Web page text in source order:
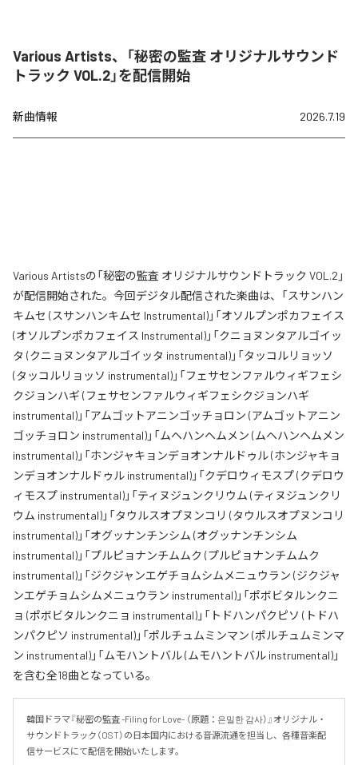
Various Artists、「秘密の監査 オリジナルサウンド
トラック VOL.2」を配信開始
新曲情報 2026.7.19
Various Artistsの「秘密の監査 オリジナルサウンドトラック VOL.2」
が配信開始された。今回デジタル配信された楽曲は、「スサンハン
キムセ (スサンハンキムセ Instrumental)」「オソルプンポカフェイス
(オソルプンポカフェイス Instrumental)」「クニョヌンタアルゴイッ
タ (クニョヌンタアルゴイッタ instrumental)」「タッコルリョッソ
(タッコルリョッソ instrumental)」「フェサセンファルウィギフェシ
クジョンハギ (フェサセンファルウィギフェシクジョンハギ
instrumental)」「アムゴットアニンゴッチョロン (アムゴットアニン
ゴッチョロン instrumental)」「ムヘハンヘムメン (ムヘハンヘムメン
instrumental)」「ホンジャキョンデョオンナルドゥル (ホンジャキョ
ンデョオンナルドゥル instrumental)」「クデロウィモスプ (クデロウ
ィモスプ instrumental)」「ティヌジュンクリウム (ティヌジュンクリ
ウム instrumental)」「タウルスオプヌンコリ (タウルスオプヌンコリ
instrumental)」「オグッナンチンシム (オグッナンチンシム
instrumental)」「プルピョナンチムムク (プルピョナンチムムク
instrumental)」「ジクジャンエゲチョムシムメニュウラン (ジクジャ
ンエゲチョムシムメニュウラン instrumental)」「ポボビタルンクニ
ョ (ポボビタルンクニョ instrumental)」「トドハンパクピソ (トドハ
ンパクピソ instrumental)」「ポルチュムミンマン (ポルチュムミンマ
ン instrumental)」「ムモハントバル (ムモハントバル instrumental)」
を含む全18曲となっている。
韓国ドラマ『秘密の監査 -Filing for Love- （原題：은밀한 감사）』オリジナル・
サウンドトラック（OST）の日本国内における音源流通を担当し、各種音楽配
信サービスにて配信を開始いたします。